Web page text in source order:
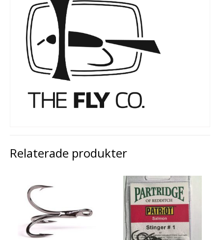
Relaterade produkter